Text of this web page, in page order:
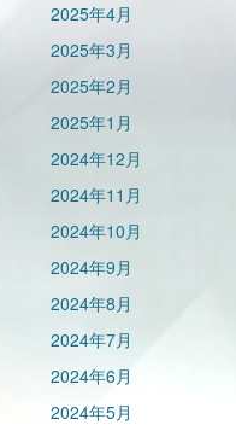
2025年4月
2025年3月
2025年2月
2025年1月
2024年12月
2024年11月
2024年10月
2024年9月
2024年8月
2024年7月
2024年6月
2024年5月